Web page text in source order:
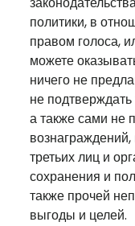
политики, в
правом голоса,
можете
ничего не
не
а также сами не
третьих лиц и
сохранения и
также прочей
выгоды и целей.